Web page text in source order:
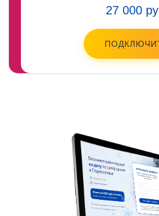
27 000